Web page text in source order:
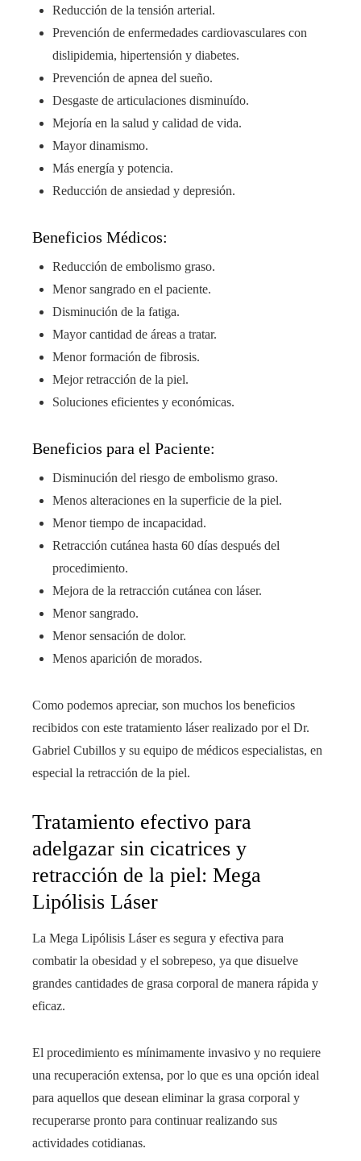
Reducción de la tensión arterial.
Prevención de enfermedades cardiovasculares con
dislipidemia, hipertensión y diabetes.
Prevención de apnea del sueño.
Desgaste de articulaciones disminuído.
Mejoría en la salud y calidad de vida.
Mayor dinamismo.
Más energía y potencia.
Reducción de ansiedad y depresión.
Beneficios Médicos:
Reducción de embolismo graso.
Menor sangrado en el paciente.
Disminución de la fatiga.
Mayor cantidad de áreas a tratar.
Menor formación de fibrosis.
Mejor retracción de la piel.
Soluciones eficientes y económicas.
Beneficios para el Paciente:
Disminución del riesgo de embolismo graso.
Menos alteraciones en la superficie de la piel.
Menor tiempo de incapacidad.
Retracción cutánea hasta 60 días después del
procedimiento.
Mejora de la retracción cutánea con láser.
Menor sangrado.
Menor sensación de dolor.
Menos aparición de morados.
Como podemos apreciar, son muchos los beneficios
recibidos con este tratamiento láser realizado por el Dr.
Gabriel Cubillos y su equipo de médicos especialistas, en
especial la retracción de la piel.
Tratamiento efectivo para
adelgazar sin cicatrices y
retracción de la piel: Mega
Lipólisis Láser
La Mega Lipólisis Láser es segura y efectiva para
combatir la obesidad y el sobrepeso, ya que disuelve
grandes cantidades de grasa corporal de manera rápida y
eficaz.
El procedimiento es mínimamente invasivo y no requiere
una recuperación extensa, por lo que es una opción ideal
para aquellos que desean eliminar la grasa corporal y
recuperarse pronto para continuar realizando sus
actividades cotidianas.